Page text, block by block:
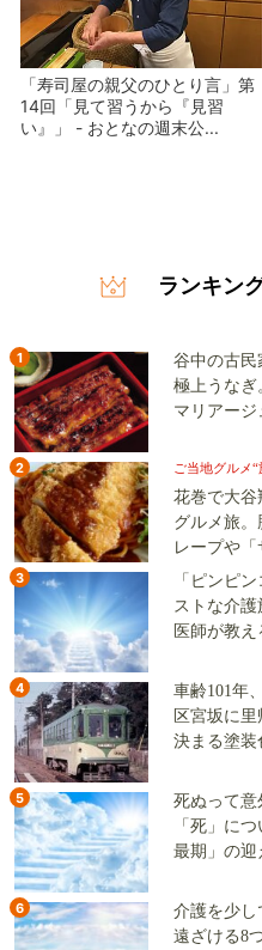
「寿司屋の親父のひとり言」第
14回「見て習うから『見習
い』」 - おとなの週末公...
ランキン
1
谷中の古民
極上うなぎ
マリアージ
2 ご当地グルメ“
花巻で大谷
グルメ旅。
レープや
3
「ピンピ
ストな介
医師が教
4
車齢101年
区宮坂に
決まる塗装
5
死ぬって意
「死」に
最期」の迎
6
介護を少
遠ざける8